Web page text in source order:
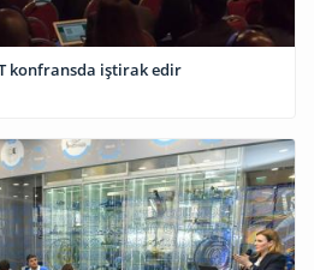
konfransda iştirak edir